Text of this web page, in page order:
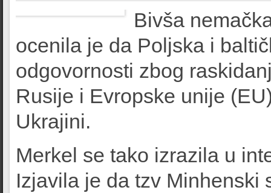
Bivša
ocenila je da Poljska i
odgovornosti zbog
Rusije i Evropske unije
Ukrajini.
Merkel se tako izrazila u
Izjavila je da tzv Minhenski